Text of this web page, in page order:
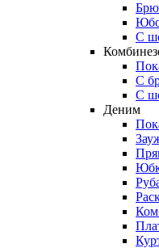
С
С
С
Деним